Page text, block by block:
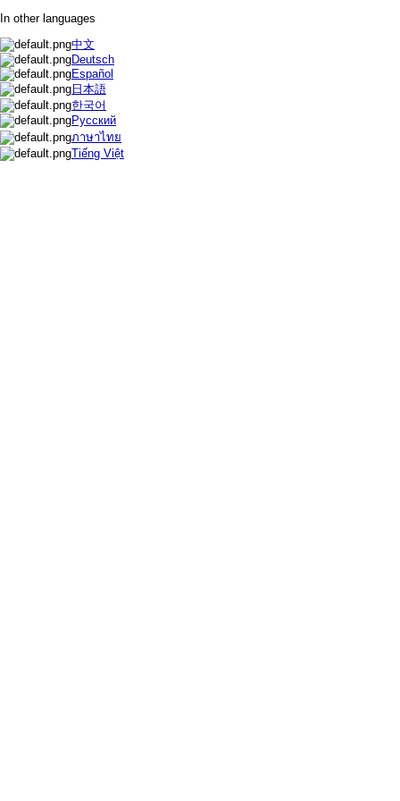
In other languages
中文
Deutsch
Español
日本語
한국어
Русский
ภาษาไทย
Tiếng Việt